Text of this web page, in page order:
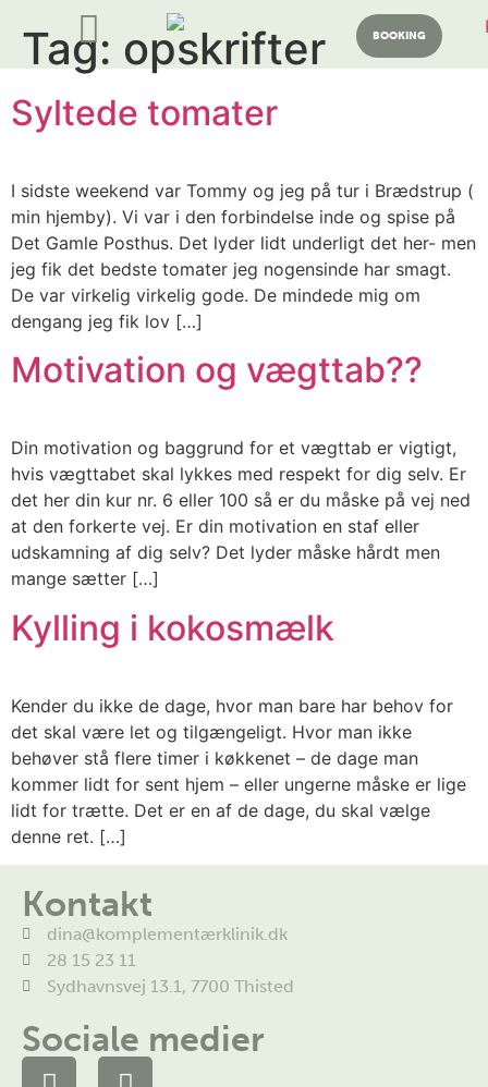
BOOKING
Tag: opskrifter
Syltede tomater
I sidste weekend var Tommy og jeg på tur i Brædstrup (
min hjemby). Vi var i den forbindelse inde og spise på
Det Gamle Posthus. Det lyder lidt underligt det her- men
jeg fik det bedste tomater jeg nogensinde har smagt.
De var virkelig virkelig gode. De mindede mig om
dengang jeg fik lov […]
Motivation og vægttab??
Din motivation og baggrund for et vægttab er vigtigt,
hvis vægttabet skal lykkes med respekt for dig selv. Er
det her din kur nr. 6 eller 100 så er du måske på vej ned
at den forkerte vej. Er din motivation en staf eller
udskamning af dig selv? Det lyder måske hårdt men
mange sætter […]
Kylling i kokosmælk
Kender du ikke de dage, hvor man bare har behov for
det skal være let og tilgængeligt. Hvor man ikke
behøver stå flere timer i køkkenet – de dage man
kommer lidt for sent hjem – eller ungerne måske er lige
lidt for trætte. Det er en af de dage, du skal vælge
denne ret. […]
Kontakt
dina@komplementærklinik.dk
28 15 23 11
Sydhavnsvej 13.1, 7700 Thisted
Sociale medier